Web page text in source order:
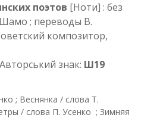
поэтов [Ноти] : без
; переводы В.
композитор,
знак: Ш19
; Веснянка / слова Т.
/ слова П. Усенко ; Зимняя